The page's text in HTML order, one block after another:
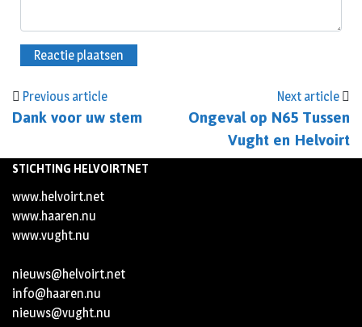
Previous article
Dank voor uw stem
Next article
Ongeval op N65 Tussen
Vught en Helvoirt
STICHTING HELVOIRTNET
www.helvoirt.net
www.haaren.nu
www.vught.nu
nieuws@helvoirt.net
info@haaren.nu
nieuws@vught.nu